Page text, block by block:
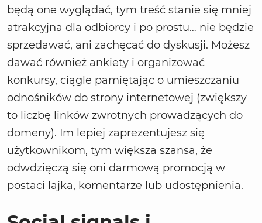
będą one wyglądać, tym treść stanie się mniej
atrakcyjna dla odbiorcy i po prostu… nie będzie
sprzedawać, ani zachęcać do dyskusji. Możesz
dawać również ankiety i organizować
konkursy, ciągle pamiętając o umieszczaniu
odnośników do strony internetowej (zwiększy
to liczbę linków zwrotnych prowadzących do
domeny). Im lepiej zaprezentujesz się
użytkownikom, tym większa szansa, że
odwdzięczą się oni darmową promocją w
postaci lajka, komentarze lub udostępnienia.